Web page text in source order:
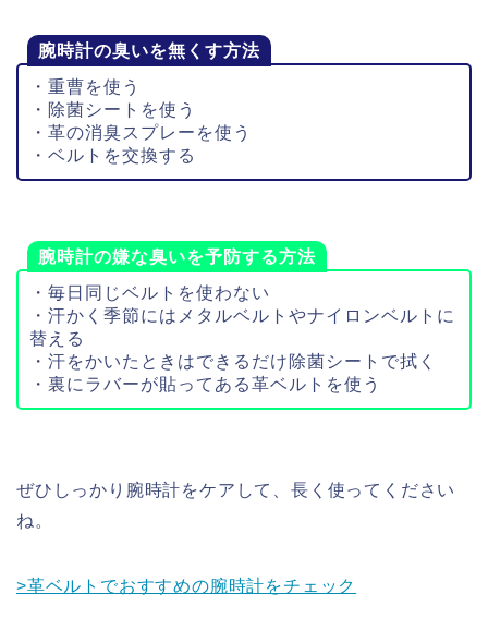
腕時計の臭いを無くす方法
・重曹を使う
・除菌シートを使う
・革の消臭スプレーを使う
・ベルトを交換する
腕時計の嫌な臭いを予防する方法
・毎日同じベルトを使わない
・汗かく季節にはメタルベルトやナイロンベルトに
替える
・汗をかいたときはできるだけ除菌シートで拭く
・裏にラバーが貼ってある革ベルトを使う
ぜひしっかり腕時計をケアして、長く使ってください
ね。
>革ベルトでおすすめの腕時計をチェック